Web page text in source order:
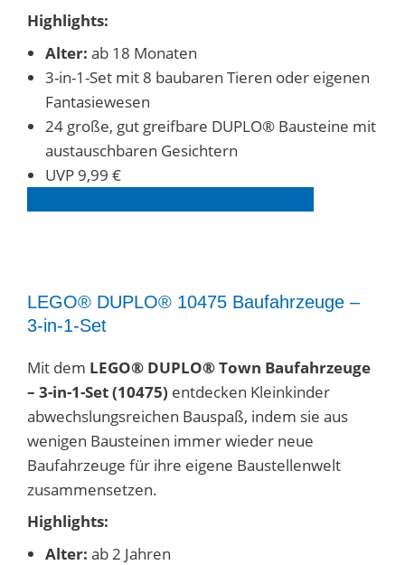
Highlights:
Alter: ab 18 Monaten
3-in-1-Set mit 8 baubaren Tieren oder eigenen
Fantasiewesen
24 große, gut greifbare DUPLO® Bausteine mit
austauschbaren Gesichtern
UVP 9,99 €
LEGO® DUPLO® 10475 Baufahrzeuge –
3-in-1-Set
Mit dem LEGO® DUPLO® Town Baufahrzeuge
– 3-in-1-Set (10475) entdecken Kleinkinder
abwechslungsreichen Bauspaß, indem sie aus
wenigen Bausteinen immer wieder neue
Baufahrzeuge für ihre eigene Baustellenwelt
zusammensetzen.
Highlights:
Alter: ab 2 Jahren